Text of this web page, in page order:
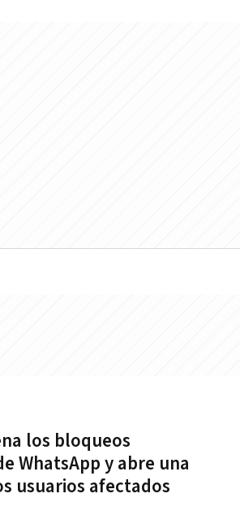
los bloqueos
WhatsApp y abre una
usuarios afectados